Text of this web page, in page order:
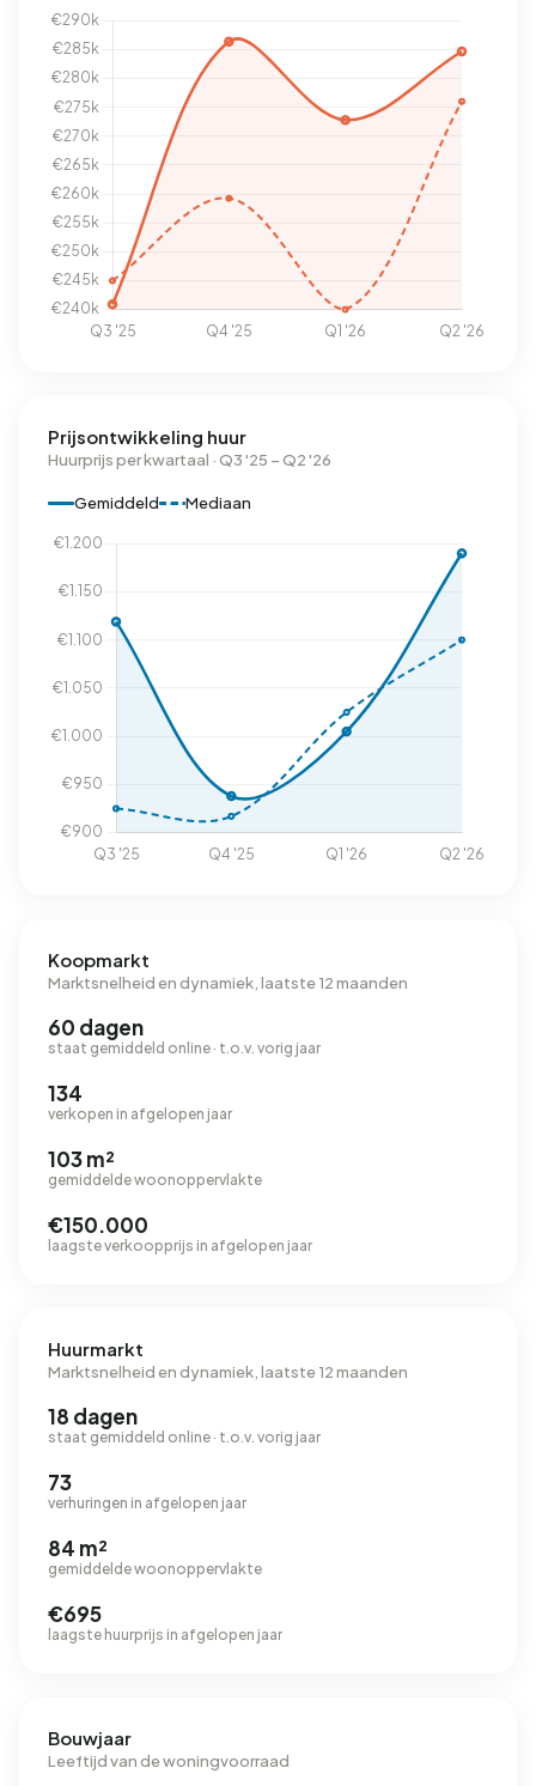
Prijsontwikkeling huur
Huurprijs per kwartaal · Q3 '25 – Q2 '26
Gemiddeld Mediaan
Koopmarkt
Marktsnelheid en dynamiek, laatste 12 maanden
60 dagen
staat gemiddeld online · t.o.v. vorig jaar
134
verkopen in afgelopen jaar
103 m²
gemiddelde woonoppervlakte
€150.000
laagste verkoopprijs in afgelopen jaar
Huurmarkt
Marktsnelheid en dynamiek, laatste 12 maanden
18 dagen
staat gemiddeld online · t.o.v. vorig jaar
73
verhuringen in afgelopen jaar
84 m²
gemiddelde woonoppervlakte
€695
laagste huurprijs in afgelopen jaar
Bouwjaar
Leeftijd van de woningvoorraad